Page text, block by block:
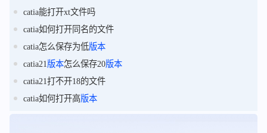
catia能打开xt文件吗
catia如何打开同名的文件
catia怎么保存为低版本
catia21版本怎么保存20版本
catia21打不开18的文件
catia如何打开高版本